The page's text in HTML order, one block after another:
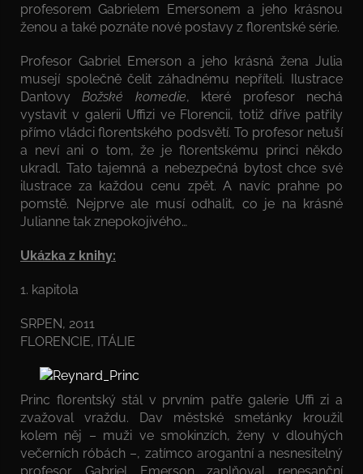
profesorem Gabrielem Emersonem a jeho krásnou
ženou a také poznáte nové postavy z florentské série.
Profesor Gabriel Emerson a jeho krásná žena Julia
musejí společně čelit záhadnému nepříteli. Ilustrace
DantovyBožské komedie, které profesor nechá
vystavit v galerii Uffizi ve Florencii, totiž dříve patřily
přímo vládci florentského podsvětí. To profesor netuší
a neví ani o tom, že je florentskému princi někdo
ukradl. Tato tajemná a nebezpečná bytost chce své
ilustrace za každou cenu zpět. A navíc prahne po
pomstě. Nejprve ale musí odhalit, co je na krásné
Julianne tak znepokojivého…
Ukázka z knihy:
1. kapitola
SRPEN, 2011
FLORENCIE, ITÁLIE
Princ florentský stál v prvním patře galerie Uffi zi a
zvažoval vraždu. Dav městské smetánky kroužil
kolem něj – muži ve smokinzích, ženy v dlouhých
večerních róbách –, zatímco arogantní a nesnesitelný
profesor Gabriel Emerson zaplňoval renesanční